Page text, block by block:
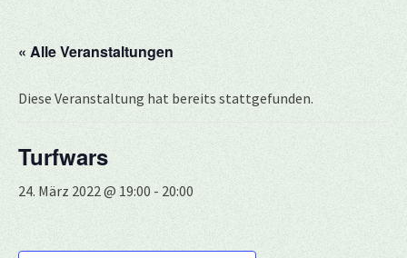
« Alle Veranstaltungen
Diese Veranstaltung hat bereits stattgefunden.
Turfwars
24. März 2022 @ 19:00 - 20:00